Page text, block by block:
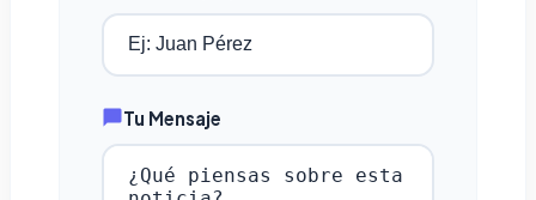
Tu Mensaje